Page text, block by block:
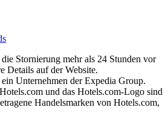
Stornierung mehr als 24 Stunden vor
Details auf der Website.
Unternehmen der Expedia Group.
und das Hotels.com-Logo sind
Handelsmarken von Hotels.com,